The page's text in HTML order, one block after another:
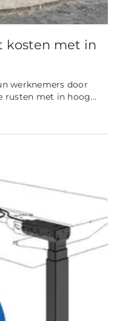
kosten met in
werknemers door
rusten met in hoog...